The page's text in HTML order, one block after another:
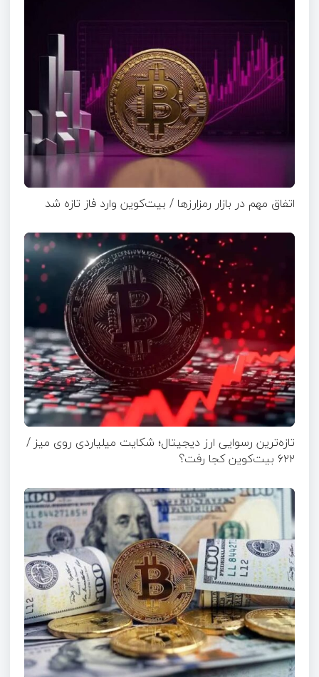
اتفاق مهم در بازار رمزارزها / بیت‌کوین وارد فاز تازه شد
تازه‌ترین رسوایی ارز دیجیتال؛ شکایت میلیاردی روی میز /
۶۲۲ بیت‌کوین کجا رفت؟